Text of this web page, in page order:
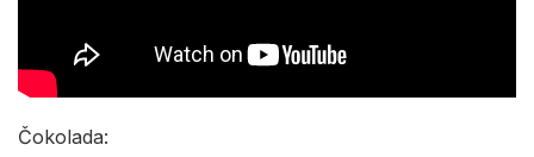
Čokolada: